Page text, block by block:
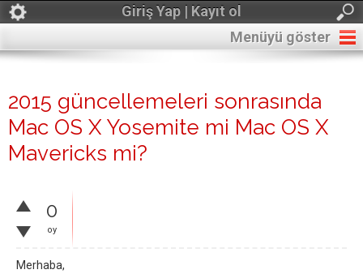
Giriş Yap | Kayıt ol
Menüyü göster
2015 güncellemeleri sonrasında
Mac OS X Yosemite mi Mac OS X
Mavericks mi?
0
oy
Merhaba,